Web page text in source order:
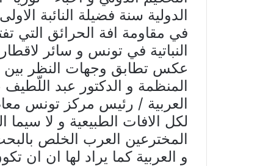
الدولية سنة فضيلة النائبة
في مقاومة افة الحرائق التي
النباتية في تونس و سائر
عكس تطابق وجهات النظر بين
المنظمة و الدكتور عبد اللّطيف
العربية / رئيس مركز تونس
لكل الافات الطبيعية و لا
المخترعين العرب الخلص
و العربية كما يراد لها ان ان